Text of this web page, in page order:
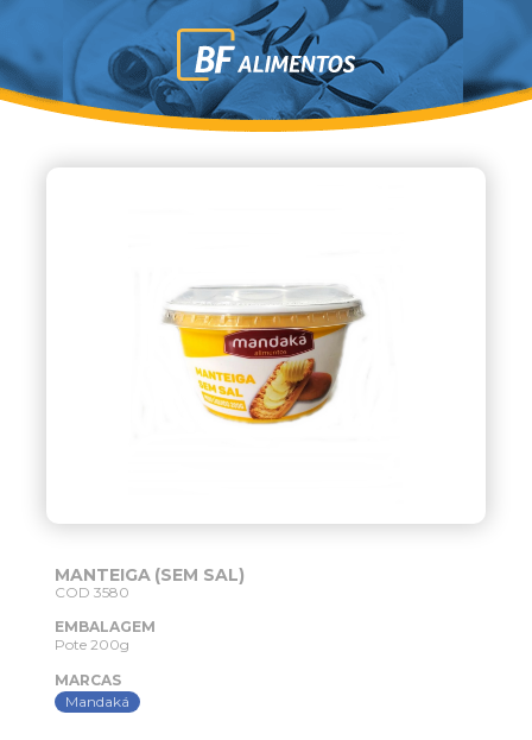
MANTEIGA (SEM SAL)
COD 3580
EMBALAGEM
Pote 200g
MARCAS
Mandaká